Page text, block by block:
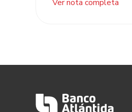
Ver nota completa